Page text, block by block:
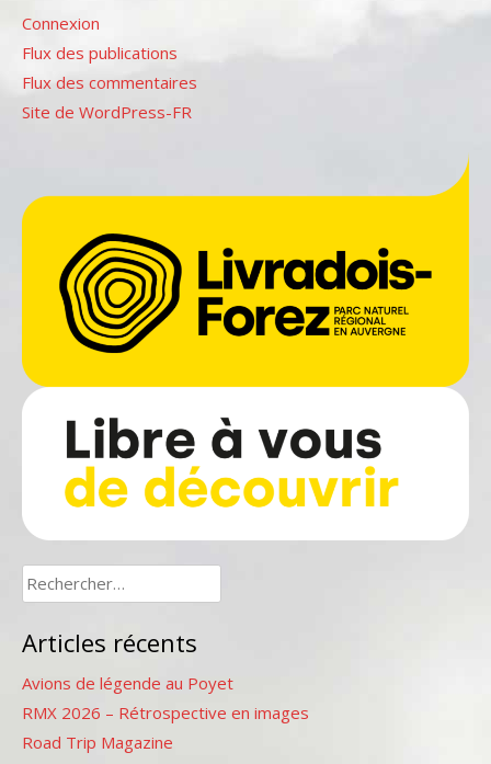
Connexion
Flux des publications
Flux des commentaires
Site de WordPress-FR
Rechercher :
Articles récents
Avions de légende au Poyet
RMX 2026 – Rétrospective en images
Road Trip Magazine